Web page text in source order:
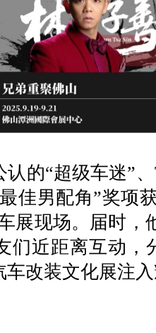
的“超级车迷”
佳男配角”奖项
展现场。届时，
们近距离互动，
车改装文化展注